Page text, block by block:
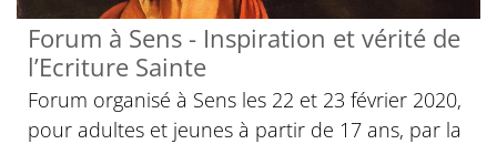
Forum à Sens - Inspiration et vérité de
l’Ecriture Sainte
Forum organisé à Sens les 22 et 23 février 2020,
pour adultes et jeunes à partir de 17 ans, par la